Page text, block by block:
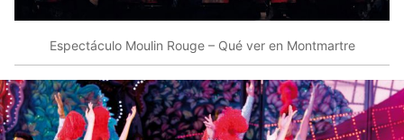
Espectáculo Moulin Rouge – Qué ver en Montmartre